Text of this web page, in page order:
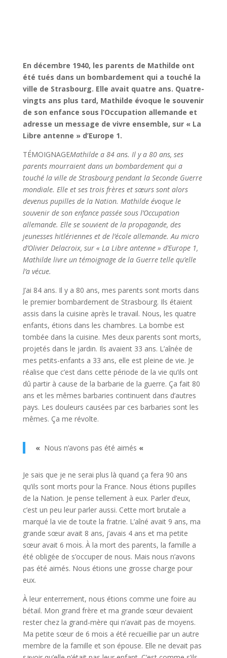
En décembre 1940, les parents de Mathilde ont
été tués dans un bombardement qui a touché la
ville de Strasbourg. Elle avait quatre ans. Quatre-
vingts ans plus tard, Mathilde évoque le souvenir
de son enfance sous l’Occupation allemande et
adresse un message de vivre ensemble, sur « La
Libre antenne » d’Europe 1.
TÉMOIGNAGEMathilde a 84 ans. Il y a 80 ans, ses
parents mourraient dans un bombardement qui a
touché la ville de Strasbourg pendant la Seconde Guerre
mondiale. Elle et ses trois frères et sœurs sont alors
devenus pupilles de la Nation. Mathilde évoque le
souvenir de son enfance passée sous l’Occupation
allemande. Elle se souvient de la propagande, des
jeunesses hitlériennes et de l’école allemande. Au micro
d’Olivier Delacroix, sur « La Libre antenne » d’Europe 1,
Mathilde livre un témoignage de la Guerre telle qu’elle
l’a vécue.
J’ai 84 ans. Il y a 80 ans, mes parents sont morts dans
le premier bombardement de Strasbourg. Ils étaient
assis dans la cuisine après le travail. Nous, les quatre
enfants, étions dans les chambres. La bombe est
tombée dans la cuisine. Mes deux parents sont morts,
projetés dans le jardin. Ils avaient 33 ans. L’aînée de
mes petits-enfants a 33 ans, elle est pleine de vie. Je
réalise que c’est dans cette période de la vie qu’ils ont
dû partir à cause de la barbarie de la guerre. Ça fait 80
ans et les mêmes barbaries continuent dans d’autres
pays. Les douleurs causées par ces barbaries sont les
mêmes. Ça me révolte.
« Nous n’avons pas été aimés «
Je sais que je ne serai plus là quand ça fera 90 ans
qu’ils sont morts pour la France. Nous étions pupilles
de la Nation. Je pense tellement à eux. Parler d’eux,
c’est un peu leur parler aussi. Cette mort brutale a
marqué la vie de toute la fratrie. L’aîné avait 9 ans, ma
grande sœur avait 8 ans, j’avais 4 ans et ma petite
sœur avait 6 mois. À la mort des parents, la famille a
été obligée de s’occuper de nous. Mais nous n’avons
pas été aimés. Nous étions une grosse charge pour
eux.
À leur enterrement, nous étions comme une foire au
bétail. Mon grand frère et ma grande sœur devaient
rester chez la grand-mère qui n’avait pas de moyens.
Ma petite sœur de 6 mois a été recueillie par un autre
membre de la famille et son épouse. Elle ne devait pas